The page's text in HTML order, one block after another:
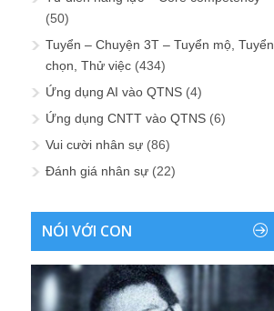
(50)
Tuyển – Chuyện 3T – Tuyển mộ, Tuyển
chọn, Thử việc (434)
Ứng dụng AI vào QTNS (4)
Ứng dụng CNTT vào QTNS (6)
Vui cười nhân sự (86)
Đánh giá nhân sự (22)
NÓI VỚI CON